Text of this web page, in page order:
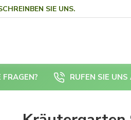
SIE UNS.
FRAGEN? RUFEN SIE UNS